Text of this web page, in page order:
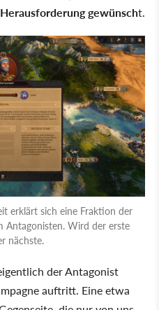
gewünscht.
erklärt sich eine Fraktion der
Antagonisten. Wird der erste
nächste.
der Antagonist
auftritt. Eine etwa